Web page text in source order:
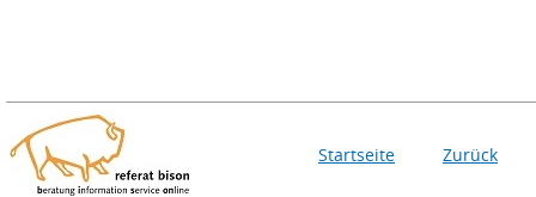
Startseite Zurück